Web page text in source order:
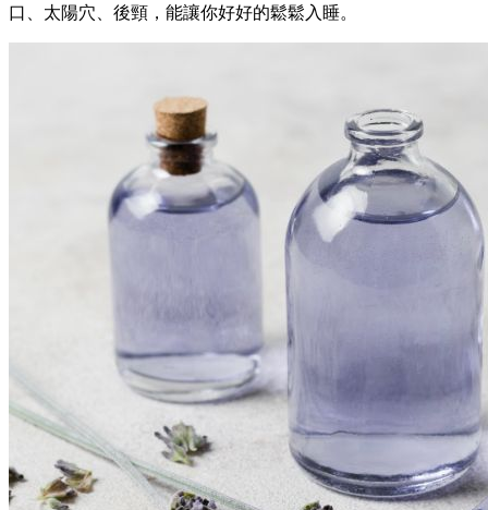
口、太陽穴、後頸，能讓你好好的鬆鬆入睡。